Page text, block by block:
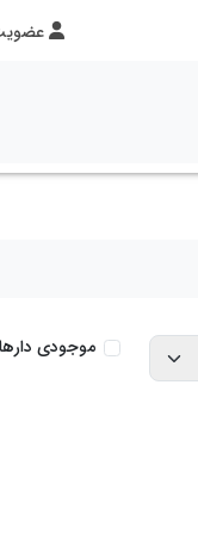
موجودی دارها